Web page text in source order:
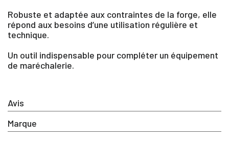
Avis
Marque
Robuste et adaptée aux contraintes de la forge, elle
répond aux besoins d’une utilisation régulière et
technique.
Un outil indispensable pour compléter un équipement
de maréchalerie.
×